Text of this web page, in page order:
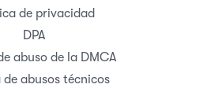
de privacidad
DPA
abuso de la DMCA
de abusos técnicos